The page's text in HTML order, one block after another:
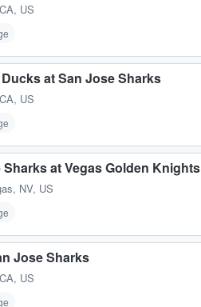
US
at San Jose Sharks
US
at Vegas Golden Knights
NV, US
Jose Sharks
US